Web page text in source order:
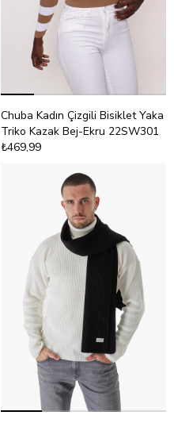
Chuba Kadın Çizgili Bisiklet Yaka
Triko Kazak Bej-Ekru 22SW301
₺469,99